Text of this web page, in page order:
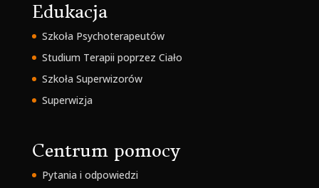
Edukacja
Szkoła Psychoterapeutów
Studium Terapii poprzez Ciało
Szkoła Superwizorów
Superwizja
Centrum pomocy
Pytania i odpowiedzi